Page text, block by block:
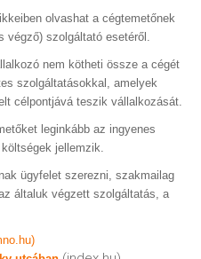
olvashat a cégtemetőnek
végző) szolgáltató esetéről.
nem kötheti össze a cégét
szolgáltatásokkal, amelyek
célpontjává teszik vállalkozását.
leginkább az ingyenes
jellemzik.
ügyfelet szerezni, szakmailag
általuk végzett szolgáltatás, a